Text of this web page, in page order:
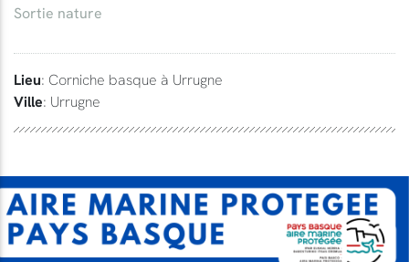
Sortie nature
Lieu: Corniche basque à Urrugne
Ville: Urrugne